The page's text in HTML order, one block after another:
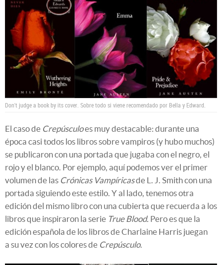
Don't judge a book by its cover. Sobre todo si viene recomendado por Bella y Edward.
El caso de Crepúsculoes muy destacable: durante una
época casi todos los libros sobre vampiros (y hubo muchos)
se publicaron con una portada que jugaba con el negro, el
rojo y el blanco. Por ejemplo, aquí podemos ver el primer
volumen de las Crónicas Vampíricasde L. J. Smith con una
portada siguiendo este estilo. Y al lado, tenemos otra
edición del mismo libro con una cubierta que recuerda a los
libros que inspiraron la serie True Blood. Pero es que la
edición española de los libros de Charlaine Harris juegan
a su vez con los colores de Crepúsculo.